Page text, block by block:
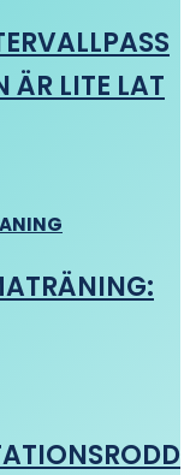
ÄR LITE LAT